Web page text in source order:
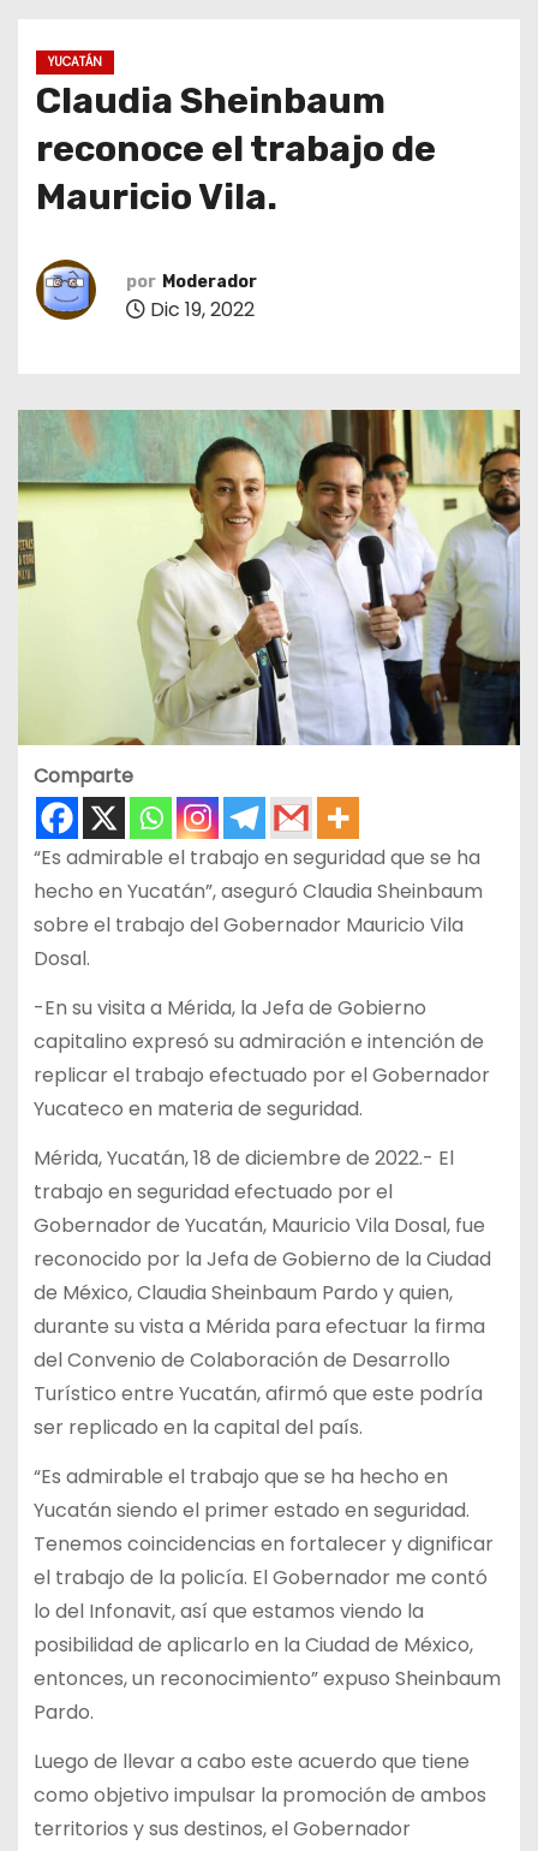
YUCATÁN
Claudia Sheinbaum
reconoce el trabajo de
Mauricio Vila.
por Moderador
Dic 19, 2022
Comparte
“Es admirable el trabajo en seguridad que se ha
hecho en Yucatán”, aseguró Claudia Sheinbaum
sobre el trabajo del Gobernador Mauricio Vila
Dosal.
-En su visita a Mérida, la Jefa de Gobierno
capitalino expresó su admiración e intención de
replicar el trabajo efectuado por el Gobernador
Yucateco en materia de seguridad.
Mérida, Yucatán, 18 de diciembre de 2022.- El
trabajo en seguridad efectuado por el
Gobernador de Yucatán, Mauricio Vila Dosal, fue
reconocido por la Jefa de Gobierno de la Ciudad
de México, Claudia Sheinbaum Pardo y quien,
durante su vista a Mérida para efectuar la firma
del Convenio de Colaboración de Desarrollo
Turístico entre Yucatán, afirmó que este podría
ser replicado en la capital del país.
“Es admirable el trabajo que se ha hecho en
Yucatán siendo el primer estado en seguridad.
Tenemos coincidencias en fortalecer y dignificar
el trabajo de la policía. El Gobernador me contó
lo del Infonavit, así que estamos viendo la
posibilidad de aplicarlo en la Ciudad de México,
entonces, un reconocimiento” expuso Sheinbaum
Pardo.
Luego de llevar a cabo este acuerdo que tiene
como objetivo impulsar la promoción de ambos
territorios y sus destinos, el Gobernador